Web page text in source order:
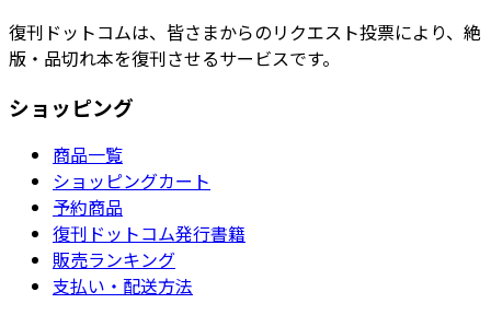
復刊ドットコムは、皆さまからのリクエスト投票により、絶
版・品切れ本を復刊させるサービスです。
ショッピング
商品一覧
ショッピングカート
予約商品
復刊ドットコム発行書籍
販売ランキング
支払い・配送方法